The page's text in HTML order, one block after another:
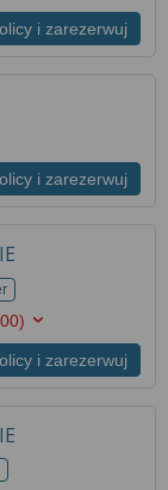
i zarezerwuj
i zarezerwuj
i zarezerwuj